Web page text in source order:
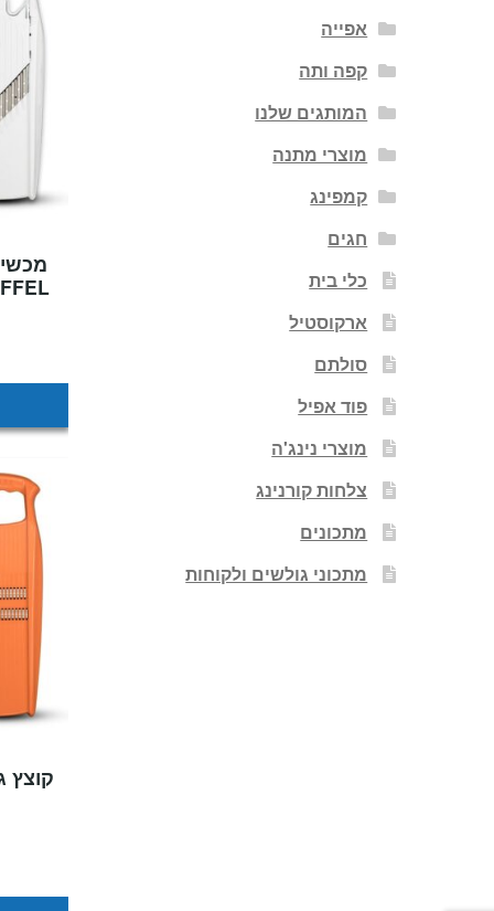
אפייה
קפה ותה
המותגים שלנו
מוצרי מתנה
קמפינג
חגים
כלי בית
ארקוסטיל
סולתם
פוד אפיל
מוצרי נינג'ה
צלחות קורנינג
מתכונים
מתכוני גולשים ולקוחות